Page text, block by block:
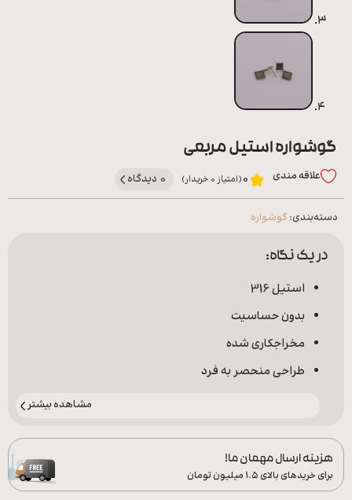
گوشواره استیل مربعی
علاقه‌ مندی 0(امتیاز 0 خریدار) 0 دیدگاه
دسته‌بندی: گوشواره
در یک نگاه:
استیل 316
بدون حساسیت
مخراجکاری شده
طراحی منحصر به فرد
مشاهده بیشتر
هزینه ارسال مهمان ما!
برای خریدهای بالای ۱.۵ میلیون تومان